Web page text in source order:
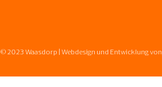
© 2023 Waasdorp | Webdesign und Entwicklung von